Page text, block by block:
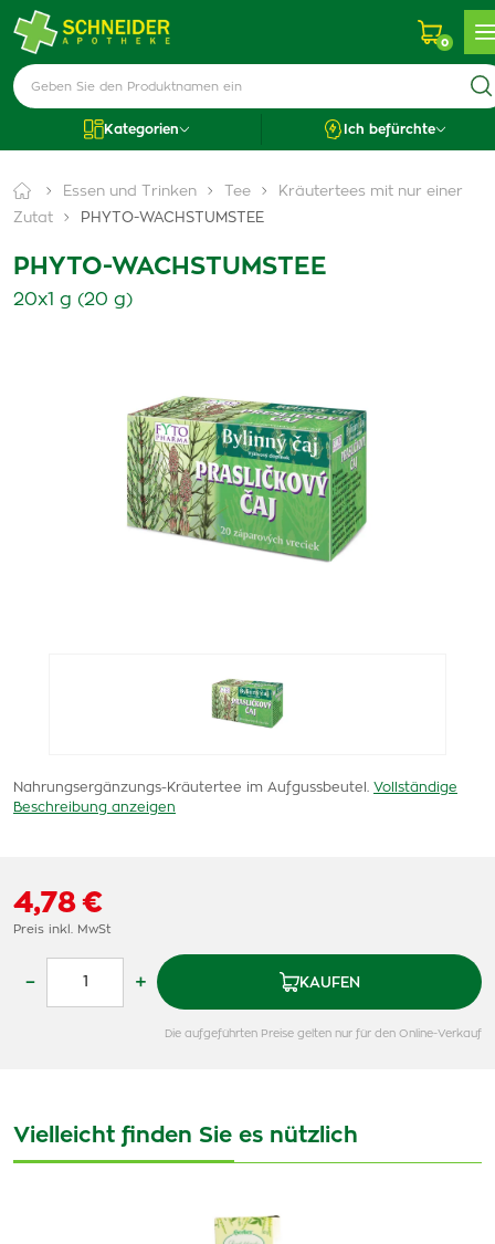
0
Kategorien Ich befürchte
Essen und Trinken Tee
Kräutertees mit nur einer
Zutat
PHYTO-WACHSTUMSTEE
PHYTO-WACHSTUMSTEE
20x1 g (20 g)
Nahrungsergänzungs-Kräutertee im Aufgussbeutel.
Vollständige
Beschreibung anzeigen
4,78 €
Preis inkl. MwSt
– + KAUFEN
Die aufgeführten Preise gelten nur für den Online-Verkauf
Vielleicht finden Sie es nützlich